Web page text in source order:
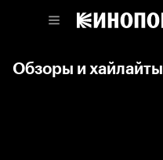
Обзоры и хайлайты